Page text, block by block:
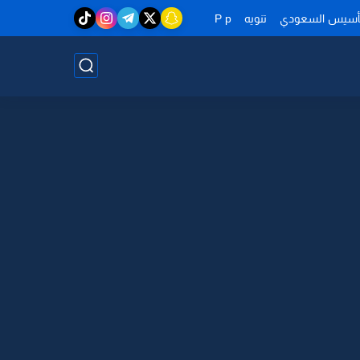
السعودي تنويه P p